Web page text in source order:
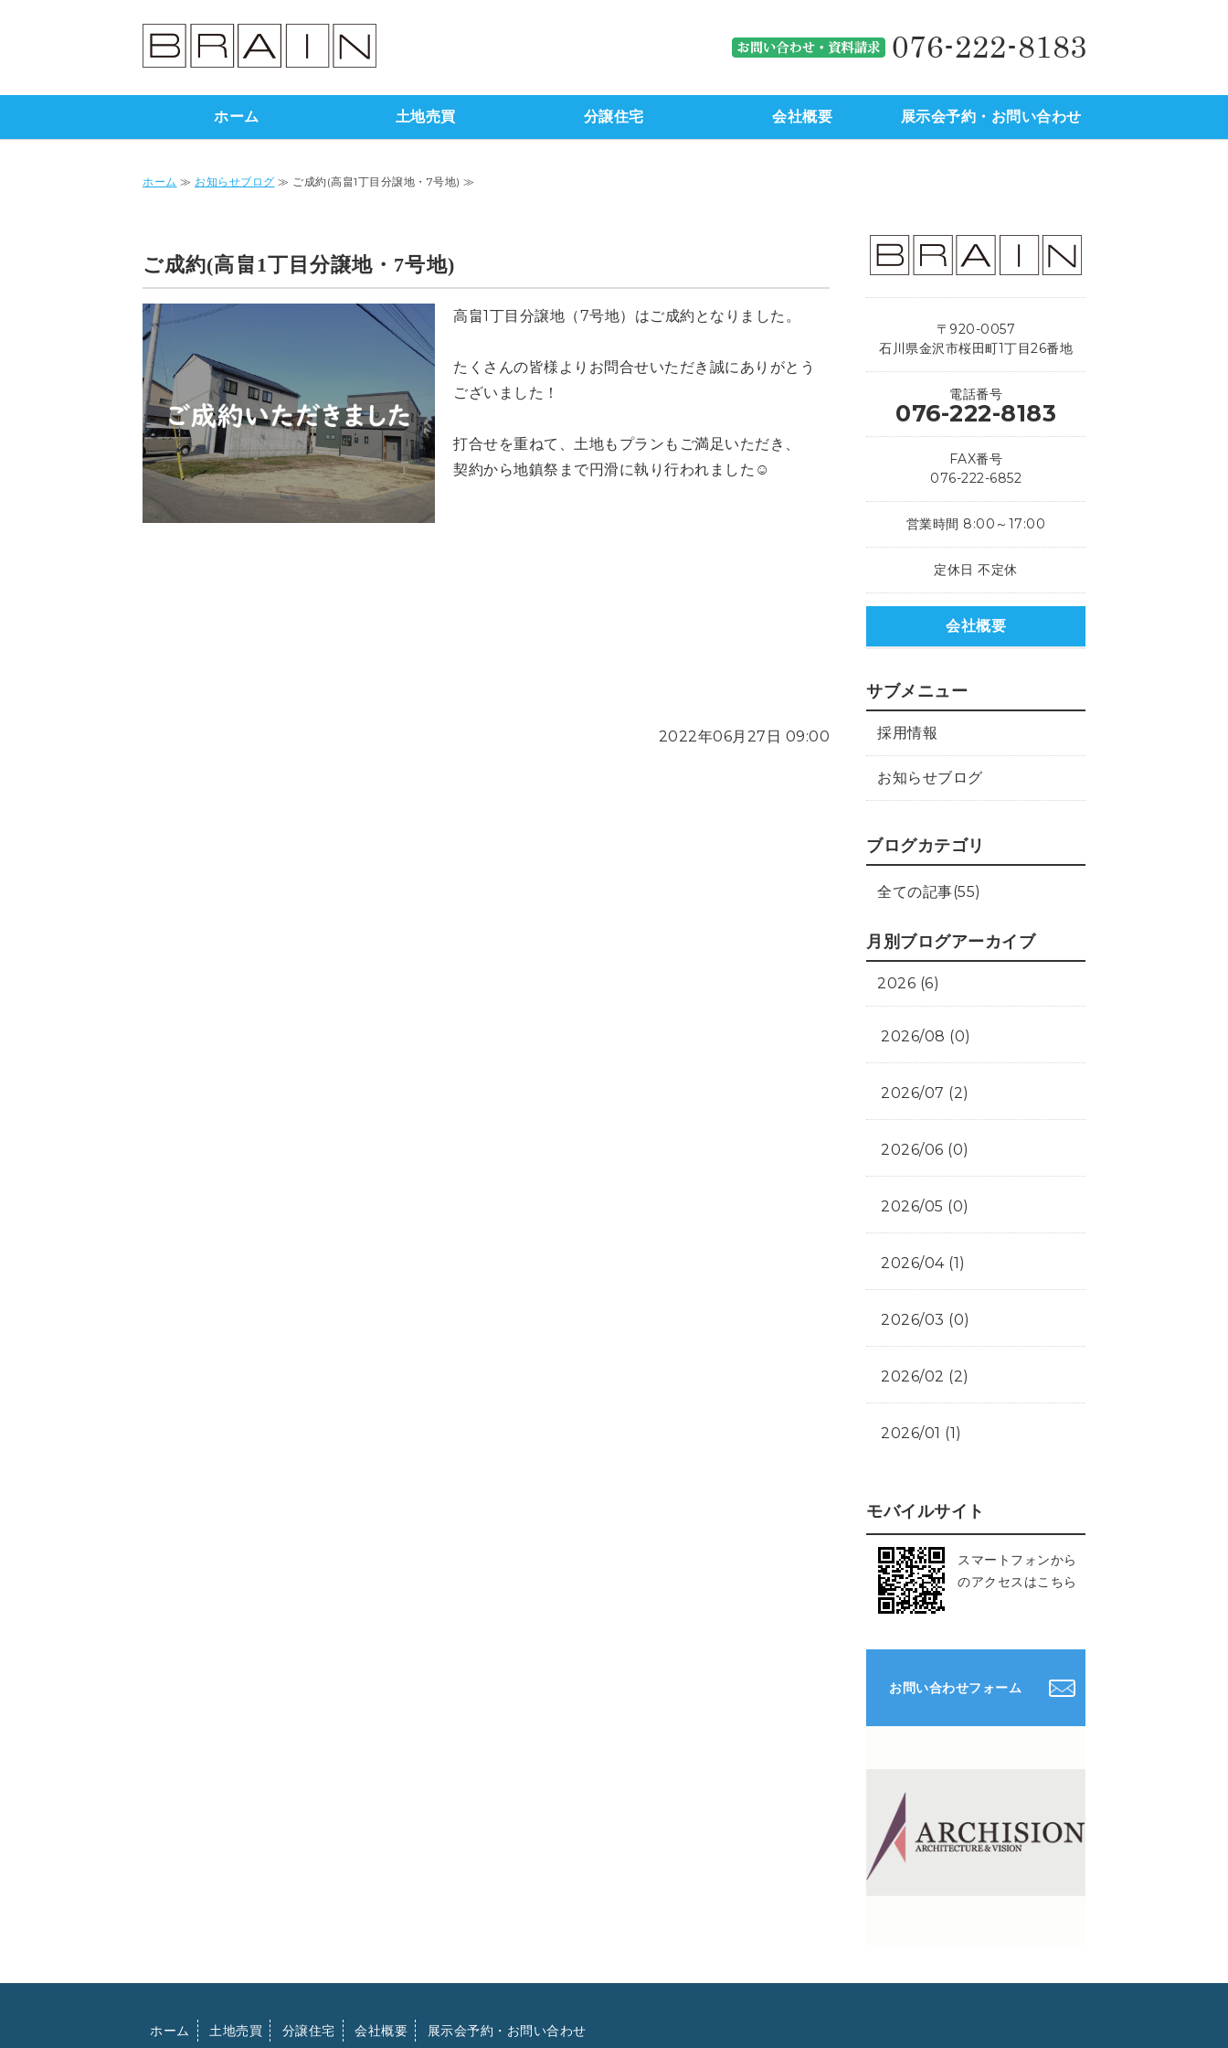
ホーム 土地売買 分譲住宅 会社概要 展示会予約・お問い合わせ
ホーム ≫ お知らせブログ ≫ ご成約(高畠1丁目分譲地・7号地) ≫
ご成約(高畠1丁目分譲地・7号地)
高畠1丁目分譲地（7号地）はご成約となりました。
たくさんの皆様よりお問合せいただき誠にありがとう
ございました！
打合せを重ねて、土地もプランもご満足いただき、
契約から地鎮祭まで円滑に執り行われました☺
2022年06月27日 09:00
〒920-0057
石川県金沢市桜田町1丁目26番地
電話番号
076-222-8183
FAX番号
076-222-6852
営業時間 8:00～17:00
定休日 不定休
会社概要
サブメニュー
採用情報
お知らせブログ
ブログカテゴリ
全ての記事(55)
月別ブログアーカイブ
2026 (6)
2026/08 (0)
2026/07 (2)
2026/06 (0)
2026/05 (0)
2026/04 (1)
2026/03 (0)
2026/02 (2)
2026/01 (1)
モバイルサイト
スマートフォンから
のアクセスはこちら
お問い合わせフォーム
ホーム 土地売買 分譲住宅 会社概要 展示会予約・お問い合わせ